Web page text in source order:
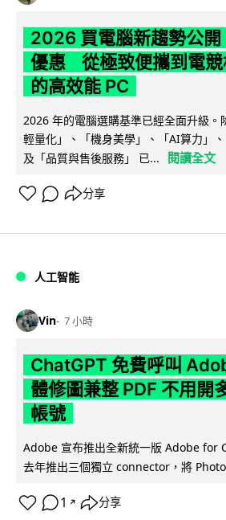
2026 買電腦新趨勢公開
優惠 從極致便攜到電競
的高效能 PC
2026 年的電腦選購基準已經全面升級。
輕量化」、「機身美學」、「AI算力」
及「品質與售後服務」 已...
閱讀全文
分享
人工智能
Vin 7 小時
ChatGPT 免費呼叫
體修圖兼整 PDF 不用開
帳號
Adobe 宣布推出全新統一版 Adobe for
去年推出三個獨立 connector，將
1 ↗ 分享